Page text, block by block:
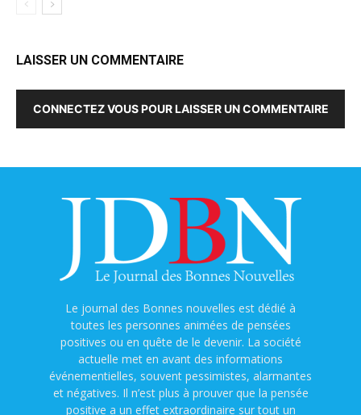
LAISSER UN COMMENTAIRE
CONNECTEZ VOUS POUR LAISSER UN COMMENTAIRE
Le journal des Bonnes nouvelles est dédié à
toutes les personnes animées de pensées
positives ou en quête de le devenir. La société
actuelle met en avant des informations
événementielles, souvent pessimistes, alarmantes
et négatives. Il n’est plus à prouver que la pensée
positive a un effet extraordinaire sur tout un